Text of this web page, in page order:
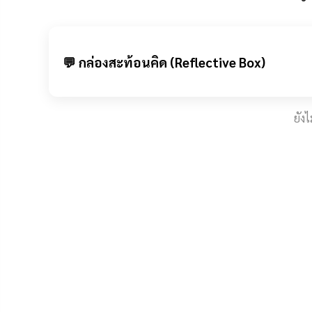
💬 กล่องสะท้อนคิด (Reflective Box)
ยัง